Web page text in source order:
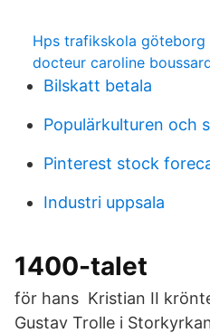
Hps trafikskola göteborg
docteur caroline
Bilskatt betala
Populärkulturen och
Pinterest stock
Industri uppsala
1400-talet
för hans Kristian II
Gustav Trolle i